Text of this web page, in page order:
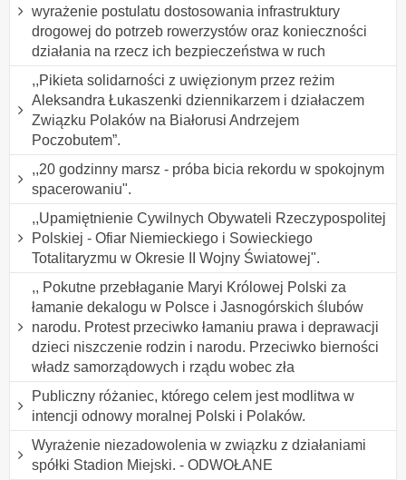
wyrażenie postulatu dostosowania infrastruktury
drogowej do potrzeb rowerzystów oraz konieczności
działania na rzecz ich bezpieczeństwa w ruch
,,Pikieta solidarności z uwięzionym przez reżim
Aleksandra Łukaszenki dziennikarzem i działaczem
Związku Polaków na Białorusi Andrzejem
Poczobutem”.
,,20 godzinny marsz - próba bicia rekordu w spokojnym
spacerowaniu".
,,Upamiętnienie Cywilnych Obywateli Rzeczypospolitej
Polskiej - Ofiar Niemieckiego i Sowieckiego
Totalitaryzmu w Okresie II Wojny Światowej".
,, Pokutne przebłaganie Maryi Królowej Polski za
łamanie dekalogu w Polsce i Jasnogórskich ślubów
narodu. Protest przeciwko łamaniu prawa i deprawacji
dzieci niszczenie rodzin i narodu. Przeciwko bierności
władz samorządowych i rządu wobec zła
Publiczny różaniec, którego celem jest modlitwa w
intencji odnowy moralnej Polski i Polaków.
Wyrażenie niezadowolenia w związku z działaniami
spółki Stadion Miejski. - ODWOŁANE